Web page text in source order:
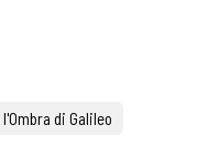
l'Ombra di Galileo